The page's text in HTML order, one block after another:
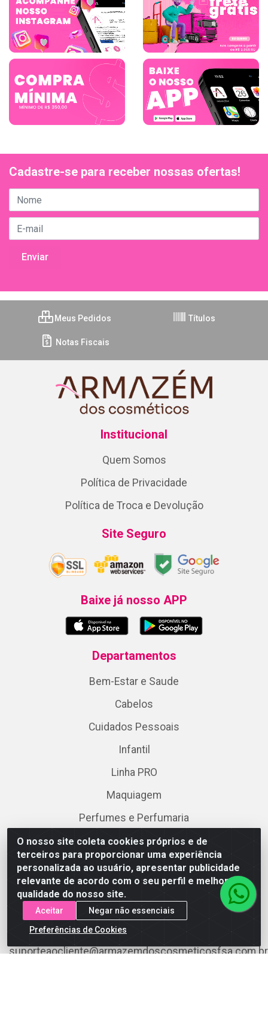
O nosso site coleta cookies próprios e de
terceiros para proporcionar uma experiência
personalizada ao usuário, apresentar publicidade
relevante de acordo com o seu perfil e melhorar a
qualidade do nosso site.
Aceitar
Negar não essenciais
Preferências de Cookies
Cadastre-se para receber nossas ofertas!
Meus Pedidos Títulos
Notas Fiscais
Institucional
Quem Somos
Política de Privacidade
Política de Troca e Devolução
Site Seguro
Baixe já nosso APP
Departamentos
Bem-Estar e Saude
Cabelos
Cuidados Pessoais
Infantil
Linha PRO
Maquiagem
Perfumes e Perfumaria
Skincare
Fale Conosco
(75) 3199-5180
(75) 3199-5180
suporteaocliente@armazemdoscosmeticosfsa.com.br